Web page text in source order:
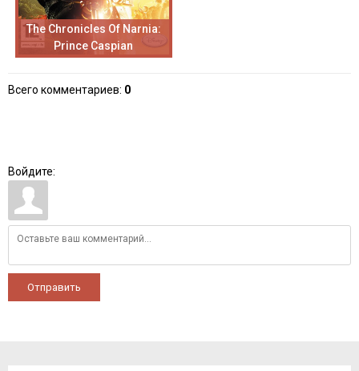
The Chronicles Of Narnia:
Prince Caspian
Всего комментариев: 0
Войдите:
Отправить